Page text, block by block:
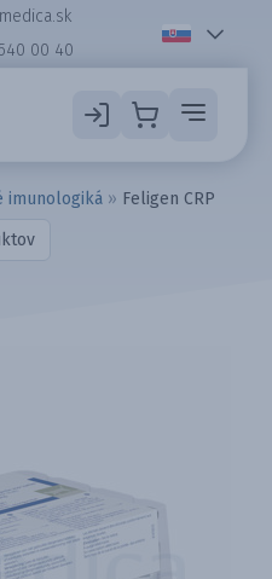
00 40
imunologiká » Feligen CRP